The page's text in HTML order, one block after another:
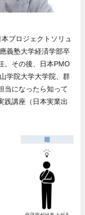
プロジェクトソリュ
義塾大学経済学部卒
。その後、日本PMO
学院大学大学院、群
当になったら知って
践講座（日本実業出